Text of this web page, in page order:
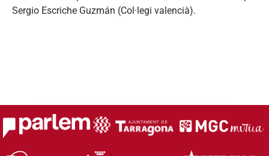
Sergio Escriche Guzmán (Col·legi valencià).